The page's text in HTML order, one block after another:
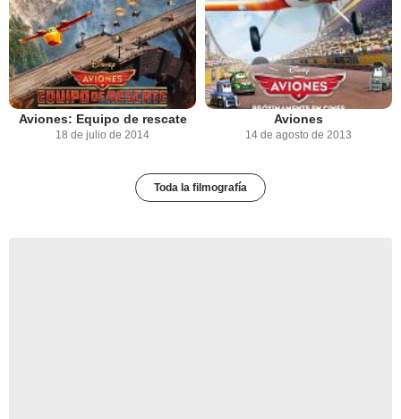
Aviones: Equipo de rescate
18 de julio de 2014
Aviones
14 de agosto de 2013
Toda la filmografía